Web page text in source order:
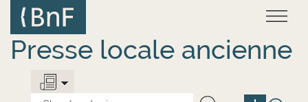
contenu
principal
Presse locale ancienne
Panneau de gestion des cookies